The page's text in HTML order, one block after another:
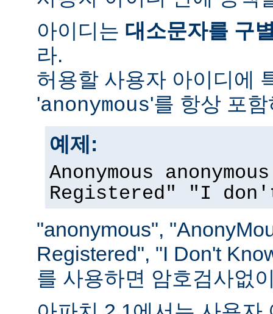
아이디는 대소문자를 구
라.
허용할 사용자 아이디에
'anonymous'를 항상 포
예제:
Anonymous
Registered" "I
"anonymous",
Registered", "I Don't
를 사용하면 암호검사없